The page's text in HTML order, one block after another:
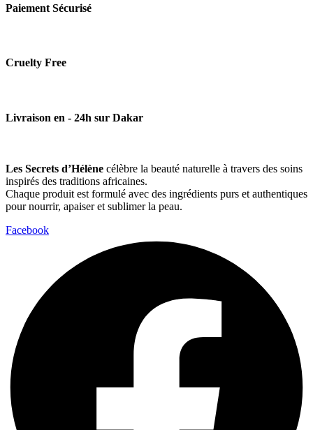
Paiement Sécurisé
Cruelty Free
Livraison en - 24h sur Dakar
Les Secrets d’Hélène célèbre la beauté naturelle à travers des soins
inspirés des traditions africaines.
Chaque produit est formulé avec des ingrédients purs et authentiques
pour nourrir, apaiser et sublimer la peau.
Facebook